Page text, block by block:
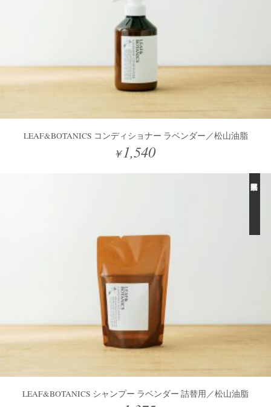
LEAF&BOTANICS コンディショナー ラベンダー／松山油脂
￥1,540
LEAF&BOTANICS シャンプー ラベンダー 詰替用／松山油脂